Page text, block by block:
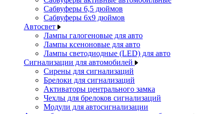
Сабвуферы 6,5 дюймов
Сабвуферы 6x9 дюймов
Автосвет
Лампы галогеновые для авто
Лампы ксеноновые для авто
Лампы светодиодные (LED) для авто
Сигнализации для автомобилей
Сирены для сигнализаций
Брелоки для сигнализаций
Активаторы центрального замка
Чехлы для брелоков сигнализаций
Модули для автосигнализации